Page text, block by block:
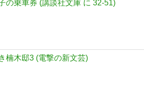
の乗車券 (講談社文庫 に 32-51)
楠木邸3 (電撃の新文芸)